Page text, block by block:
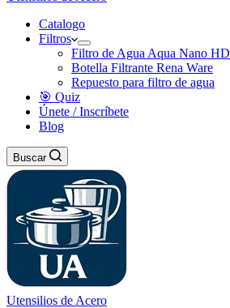
Catalogo
Filtros
Filtro de Agua Aqua Nano HD
Botella Filtrante Rena Ware
Repuesto para filtro de agua
🎯 Quiz
Únete / Inscríbete
Blog
Buscar
Utensilios de Acero